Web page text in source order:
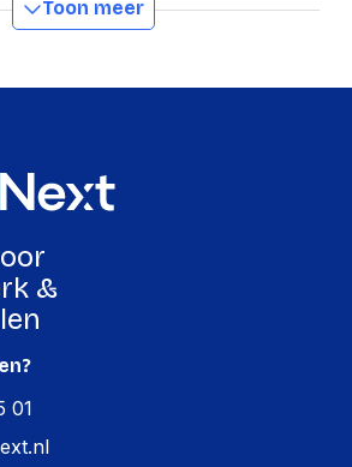
1220 g
Toon meer
&
01